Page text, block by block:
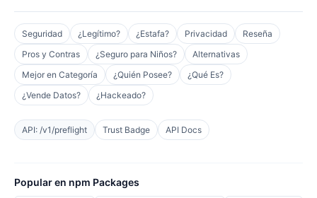
Seguridad ¿Legítimo? ¿Estafa? Privacidad
Reseña
Pros y Contras
¿Seguro para Niños?
Alternativas
Mejor en Categoría
¿Quién Posee?
¿Qué Es?
¿Vende Datos?
¿Hackeado?
API: /v1/preflight Trust Badge API Docs
Popular en npm Packages